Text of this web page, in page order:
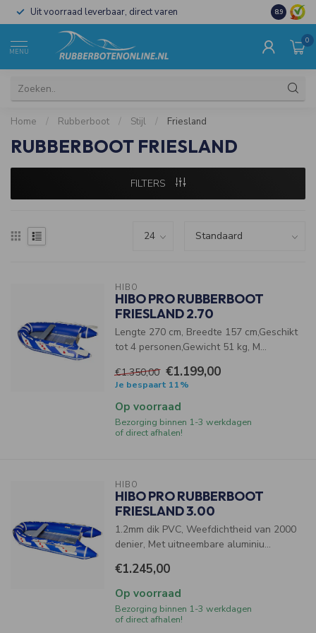
Uit voorraad leverbaar, direct varen Al 15 jaar
8.9
MENU
0
Home / Rubberboot / Stijl / Friesland
RUBBERBOOT FRIESLAND
FILTERS
HIBO
HIBO PRO RUBBERBOOT
FRIESLAND 2.70
Lengte 270 cm, Breedte 157 cm,Geschikt
tot 4 personen,Gewicht 51 kg, M...
€1.350,00 €1.199,00
Je bespaart 11%
Op voorraad
Bezorging binnen 1-3 werkdagen
of direct afhalen!
HIBO
HIBO PRO RUBBERBOOT
FRIESLAND 3.00
1.2mm dik PVC, Weefdichtheid van 2000
denier, Met uitneembare aluminiu...
€1.245,00
Op voorraad
Bezorging binnen 1-3 werkdagen
of direct afhalen!